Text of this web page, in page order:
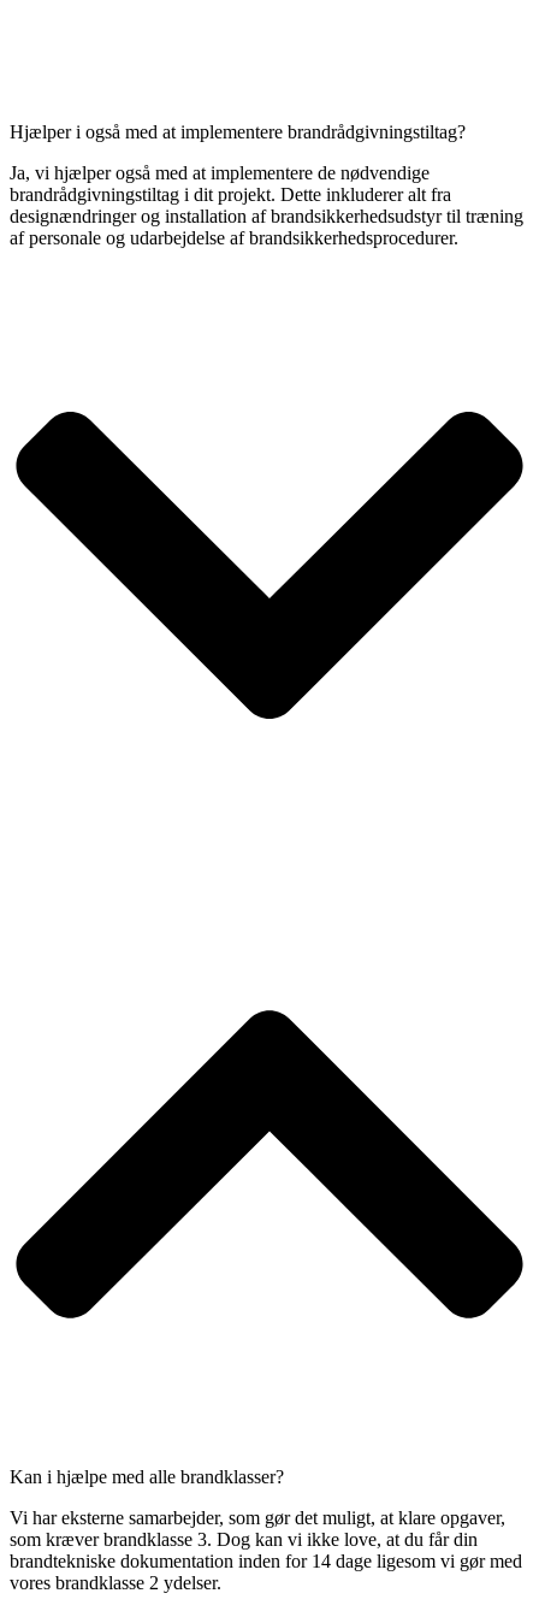
Hjælper i også med at implementere brandrådgivningstiltag?
Ja, vi hjælper også med at implementere de nødvendige
brandrådgivningstiltag i dit projekt. Dette inkluderer alt fra
designændringer og installation af brandsikkerhedsudstyr til træning
af personale og udarbejdelse af brandsikkerhedsprocedurer.
Kan i hjælpe med alle brandklasser?
Vi har eksterne samarbejder, som gør det muligt, at klare opgaver,
som kræver brandklasse 3. Dog kan vi ikke love, at du får din
brandtekniske dokumentation inden for 14 dage ligesom vi gør med
vores brandklasse 2 ydelser.